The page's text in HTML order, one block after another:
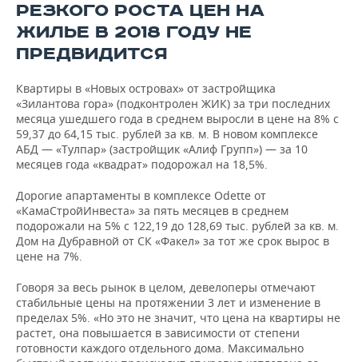
РЕЗКОГО РОСТА ЦЕН НА
ЖИЛЬЕ В 2018 ГОДУ НЕ
ПРЕДВИДИТСЯ
Квартиры в «Новых островах» от застройщика
«Зилантова гора» (подконтролен ЖИК) за три последних
месяца ушедшего года в среднем выросли в цене на 8% с
59,37 до 64,15 тыс. рублей за кв. м. В новом комплексе
АБД — «Тулпар» (застройщик «Алиф Групп») — за 10
месяцев года «квадрат» подорожал на 18,5%.
Дорогие апартаменты в комплексе Odette от
«КамаСтройИнвеста» за пять месяцев в среднем
подорожали на 5% с 122,19 до 128,69 тыс. рублей за кв. м.
Дом на Дубравной от СК «Факел» за тот же срок вырос в
цене на 7%.
Говоря за весь рынок в целом, девелоперы отмечают
стабильные цены на протяжении 3 лет и изменение в
пределах 5%. «Но это не значит, что цена на квартиры не
растет, она повышается в зависимости от степени
готовности каждого отдельного дома. Максимально